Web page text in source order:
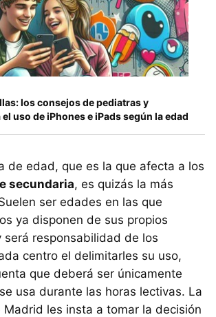
los consejos de pediatras y
uso de iPhones e iPads según la edad
de edad, que es la que afecta a los
secundaria, es quizás la más
ser edades en las que
ya disponen de sus propios
será responsabilidad de los
centro el delimitarles su uso,
que deberá ser únicamente
usa durante las horas lectivas. La
Madrid les insta a tomar la decisión